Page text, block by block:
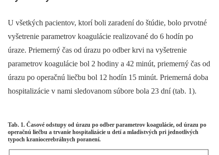
U všetkých pacientov, ktorí boli zaradení do štúdie, bolo prvotné
vyšetrenie parametrov koagulácie realizované do 6 hodín po
úraze. Priemerný čas od úrazu po odber krvi na vyšetrenie
parametrov koa­gulácie bol 2 hodiny a 42 minút, priemerný čas od
úrazu po operačnú liečbu bol 12 hodín 15 minút. Priemerná doba
hospitalizácie v nami sledovanom súbore bola 23 dní (tab. 1).
Tab. 1. Časové odstupy od úrazu po odber parametrov koagulácie, od úrazu po
operačnú liečbu a trvanie hospitalizácie u detí a mladistvých pri jednotlivých
typoch kraniocerebrálnych poranení.